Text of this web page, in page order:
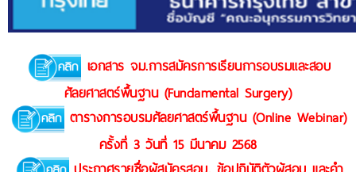
เอกสาร จม.การสมัครการเรียนการอบรมและสอบ
ศัลยศาสตร์พื้นฐาน (Fundamental Surgery)
ตารางการอบรมศัลยศาสตร์พื้นฐาน (Online Webinar)
ครั้งที่ 3 วันที่ 15 มีนาคม 2568